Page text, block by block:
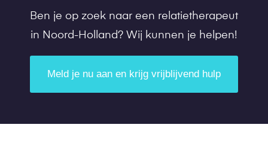
Ben je op zoek naar een relatietherapeut
in Noord-Holland? Wij kunnen je helpen!
Meld je nu aan en krijg vrijblijvend hulp